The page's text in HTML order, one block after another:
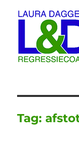
Tag: